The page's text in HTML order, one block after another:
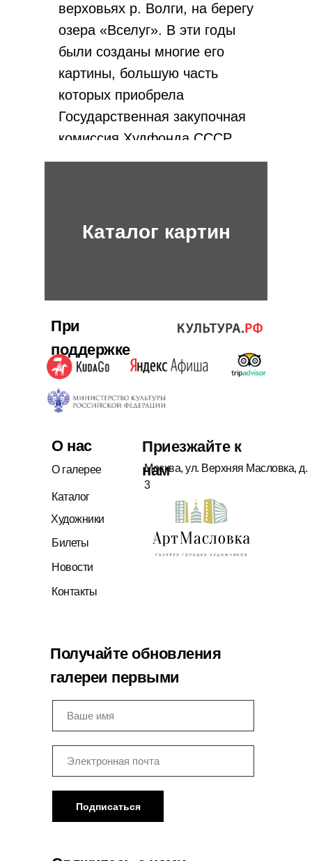
верховьях р. Волги, на берегу
озера «Вселуг». В эти годы
были созданы многие его
картины, большую часть
которых приобрела
Государственная закупочная
комиссия Худфонда СССР.
в окрестностях г. Тарусы, где и
скончался 6 июля1989 г.
коллекциях в России,
Великобритании и Финляндии.
Каталог картин
О галерее
Каталог
Билеты
Новости
Контакты
Подписаться
О нас
Приезжайте к
нам
Москва, ул. Верхняя Масловка, д.
3
Получайте обновления
галереи первыми
При
поддержке
Художники